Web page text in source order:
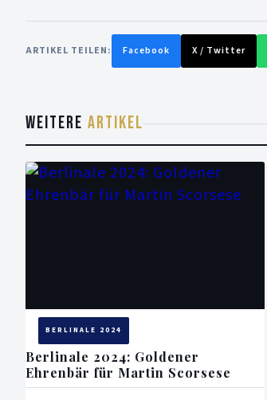
ARTIKEL TEILEN: Facebook X / Twitter
WEITERE ARTIKEL
BERLINALE 2024
Berlinale 2024: Goldener
Ehrenbär für Martin Scorsese